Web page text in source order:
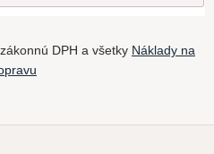
DPH a všetky Náklady na